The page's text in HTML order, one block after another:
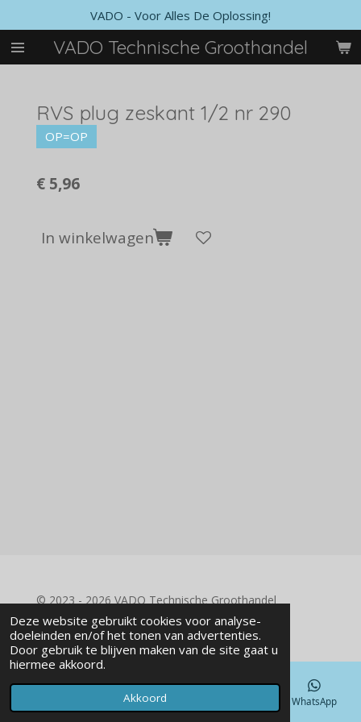
Deze website gebruikt cookies voor analyse-
doeleinden en/of het tonen van advertenties.
Door gebruik te blijven maken van de site gaat u
hiermee akkoord.
Akkoord
direct
naar
de
VADO Technische Groothandel
VADO - Voor Alles De Oplossing!
RVS plug zeskant 1/2 nr 290
OP=OP
€ 5,96
In winkelwagen
© 2023 - 2026 VADO Technische Groothandel
Powered byJouwWeb
Telefoonnummer WhatsApp